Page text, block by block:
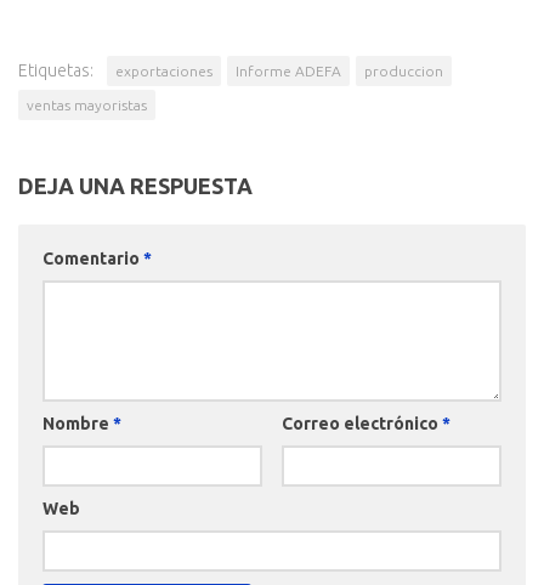
Etiquetas: exportaciones Informe ADEFA produccion
ventas mayoristas
DEJA UNA RESPUESTA
Comentario *
Nombre * Correo electrónico *
Web